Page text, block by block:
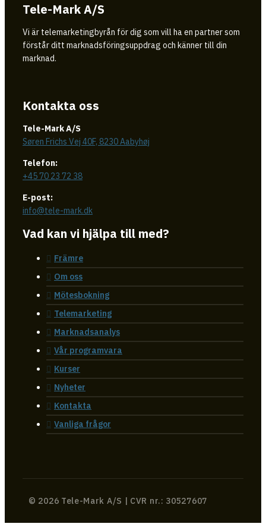
Tele-Mark A/S
Vi är telemarketingbyrån för dig som vill ha en partner som
förstår ditt marknadsföringsuppdrag och känner till din
marknad.
Kontakta oss
Tele-Mark A/S
Søren Frichs Vej 40F, 8230 Aabyhøj
Telefon:
+45 70 23 72 38
E-post:
info@tele-mark.dk
Vad kan vi hjälpa till med?
Främre
Om oss
Mötesbokning
Telemarketing
Marknadsanalys
Vår programvara
Kurser
Nyheter
Kontakta
Vanliga frågor
© 2026 Tele-Mark A/S | CVR nr.: 30527607